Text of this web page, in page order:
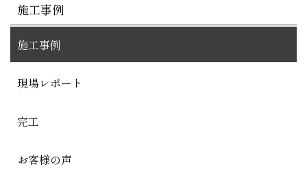
施工事例
施工事例
現場レポート
完工
お客様の声